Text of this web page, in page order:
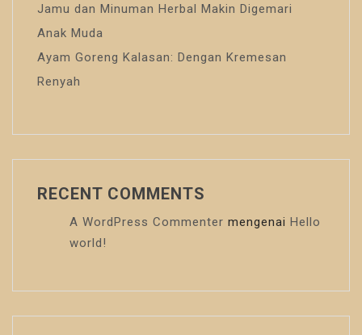
Jamu dan Minuman Herbal Makin Digemari
Anak Muda
Ayam Goreng Kalasan: Dengan Kremesan
Renyah
RECENT COMMENTS
A WordPress Commenter mengenai Hello
world!